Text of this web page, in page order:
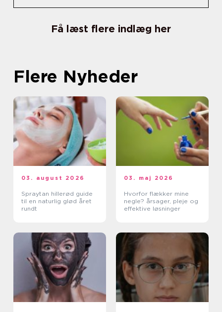
Få læst flere indlæg her
Flere Nyheder
03. august 2026
Spraytan hillerød guide
til en naturlig glød året
rundt
03. maj 2026
Hvorfor flækker mine
negle? årsager, pleje og
effektive løsninger